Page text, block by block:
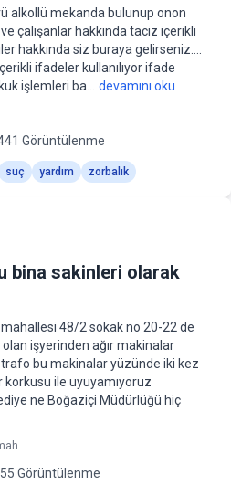
alkollü mekanda bulunup onon
çalışanlar hakkında taciz içerikli
hakkında siz buraya gelirseniz….
ifadeler kullanılıyor ifade
işlemleri ba...
devamını oku
Görüntülenme
suç yardım zorbalık
bina sakinleri olarak
48/2 sokak no 20-22 de
işyerinden ağır makinalar
trafo bu makinalar yüzünde iki kez
korkusu ile uyuyamıyoruz
ne Boğaziçi Müdürlüğü hiç
Görüntülenme